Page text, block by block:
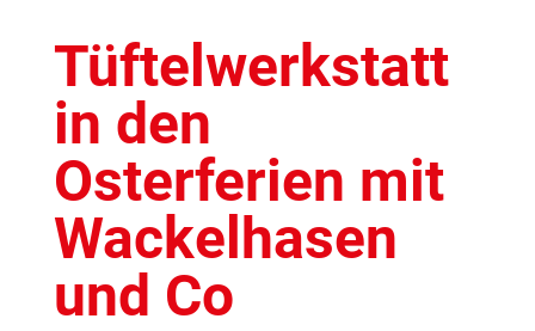
Tüftelwerkstatt
in den
Osterferien mit
Wackelhasen
und Co